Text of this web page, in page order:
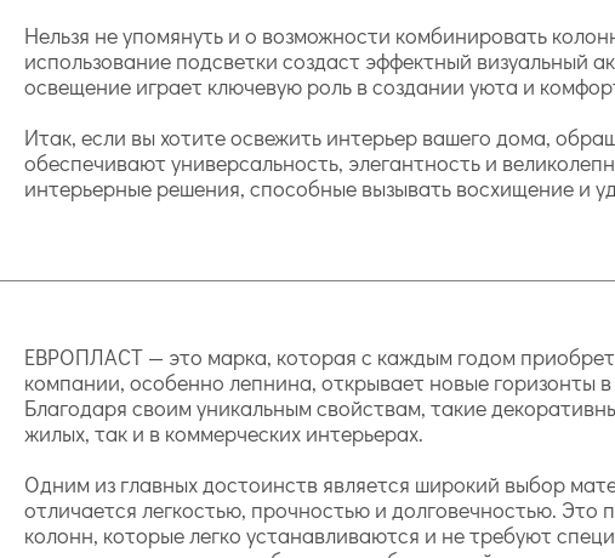
Нельзя не упомянуть и о возможности комбинировать
использование подсветки создаст эффектный
освещение играет ключевую роль в создании уюта и
Итак, если вы хотите освежить интерьер вашего дома,
обеспечивают универсальность, элегантность и
интерьерные решения, способные вызывать восхищение и
ЕВРОПЛАСТ — это марка, которая с каждым годом
компании, особенно лепнина, открывает новые горизонты
Благодаря своим уникальным свойствам, такие
жилых, так и в коммерческих интерьерах.
Одним из главных достоинств является широкий выбор
отличается легкостью, прочностью и долговечностью.
колонн, которые легко устанавливаются и не требуют